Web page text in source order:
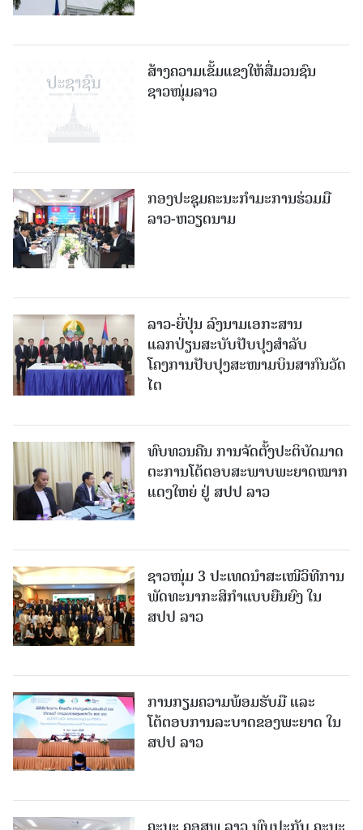
ສ້າງຄວາມເຂັ້ມແຂງໃຫ້ສື່ມວນຊົນ
ຊາວໜຸ່ມລາວ
ກອງປະຊຸມຄະນະກຳມະການຮ່ວມມື
ລາວ-ຫວຽດນາມ
ລາວ-ຍີ່ປຸ່ນ ລົງນາມເອກະສານ
ແລກປ່ຽນສະບັບປັບປຸງສໍາລັບ
ໂຄງການປັບປຸງສະໜາມບິນສາກົນວັດ
ໄຕ
ທົບທວນຄືນ ການຈັດຕັ້ງປະຕິບັດມາດ
ຕະການໂຕ້ຕອບສະພາບພະຍາດໝາກ
ແດງໃຫຍ່ ຢູ່ ສປປ ລາວ
ຊາວໜຸ່ມ 3 ປະເທດນຳສະເໜີວິທີການ
ພັດທະນາກະສິກຳແບບຍືນຍົງ ໃນ
ສປປ ລາວ
ການກຽມຄວາມພ້ອມຮັບມື ແລະ
ໂຕ້ຕອບການລະບາດຂອງພະຍາດ ໃນ
ສປປ ລາວ